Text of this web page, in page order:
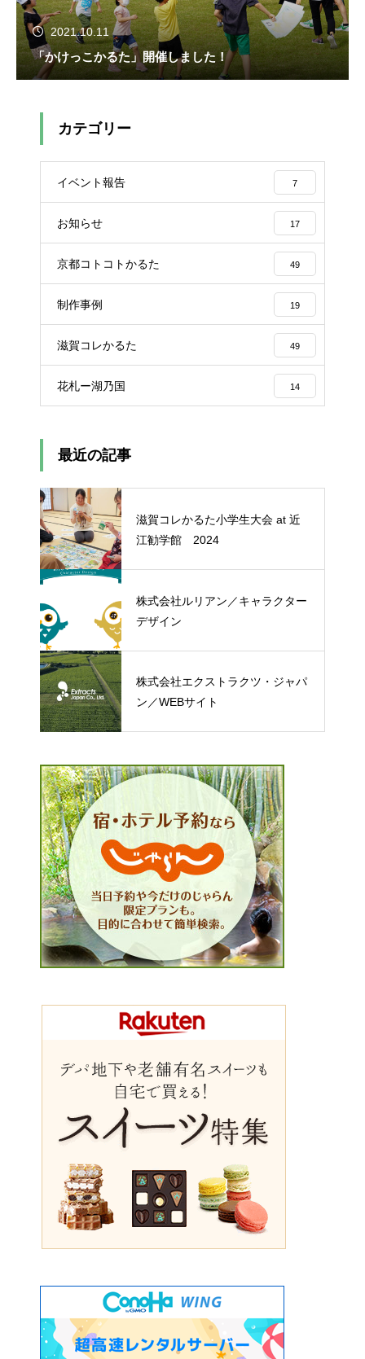
2021.10.11
「かけっこかるた」開催しました！
カテゴリー
イベント報告 7
お知らせ 17
京都コトコトかるた 49
制作事例 19
滋賀コレかるた 49
花札ー湖乃国 14
最近の記事
滋賀コレかるた小学生大会 at 近
江勧学館 2024
株式会社ルリアン／キャラクター
デザイン
株式会社エクストラクツ・ジャパ
ン／WEBサイト